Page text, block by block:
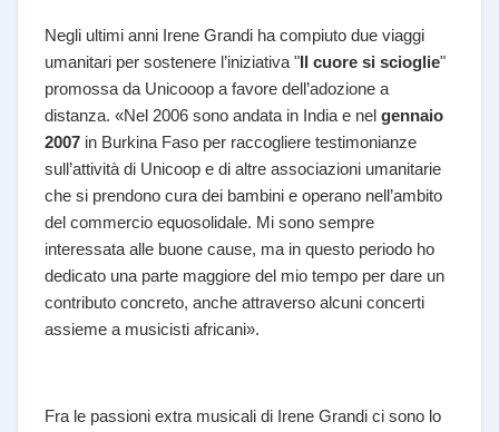
Negli ultimi anni Irene Grandi ha compiuto due viaggi
umanitari per sostenere l’iniziativa "Il cuore si scioglie"
promossa da Unicooop a favore dell’adozione a
distanza. «Nel 2006 sono andata in India e nel gennaio
2007 in Burkina Faso per raccogliere testimonianze
sull’attività di Unicoop e di altre associazioni umanitarie
che si prendono cura dei bambini e operano nell’ambito
del commercio equosolidale. Mi sono sempre
interessata alle buone cause, ma in questo periodo ho
dedicato una parte maggiore del mio tempo per dare un
contributo concreto, anche attraverso alcuni concerti
assieme a musicisti africani».
Fra le passioni extra musicali di Irene Grandi ci sono lo